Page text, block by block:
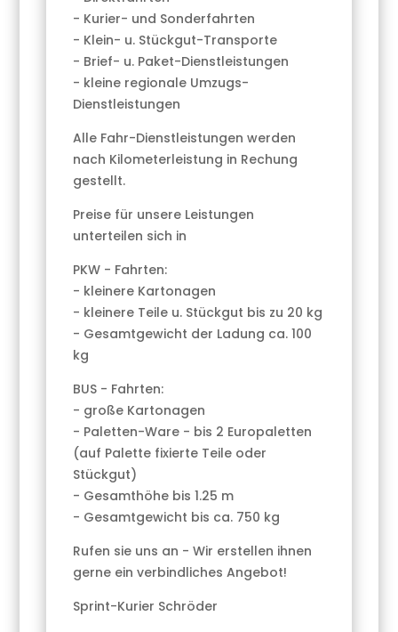
- Kurier- und Sonderfahrten
- Klein- u. Stückgut-Transporte
- Brief- u. Paket-Dienstleistungen
- kleine regionale Umzugs-
Dienstleistungen
Alle Fahr-Dienstleistungen werden
nach Kilometerleistung in Rechung
gestellt.
Preise für unsere Leistungen
unterteilen sich in
PKW - Fahrten:
- kleinere Kartonagen
- kleinere Teile u. Stückgut bis zu 20 kg
- Gesamtgewicht der Ladung ca. 100
kg
BUS - Fahrten:
- große Kartonagen
- Paletten-Ware - bis 2 Europaletten
(auf Palette fixierte Teile oder
Stückgut)
- Gesamthöhe bis 1.25 m
- Gesamtgewicht bis ca. 750 kg
Rufen sie uns an - Wir erstellen ihnen
gerne ein verbindliches Angebot!
Sprint-Kurier Schröder